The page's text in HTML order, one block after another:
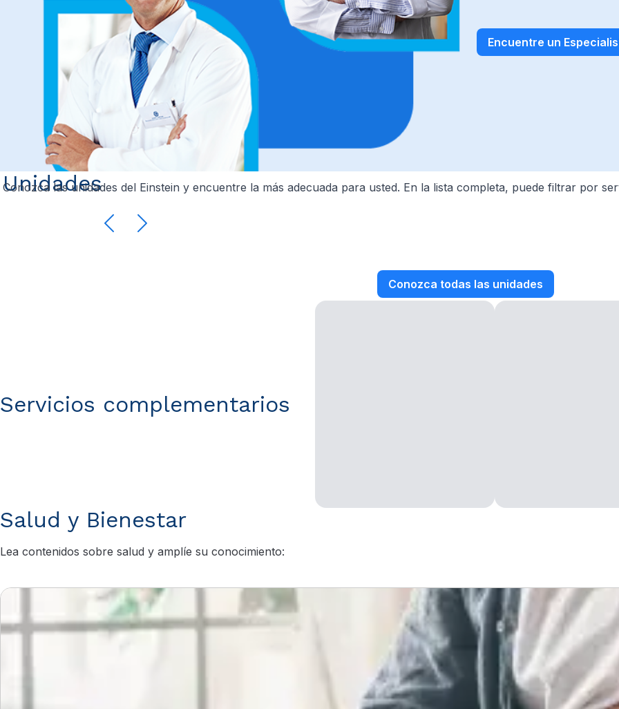
Encuentre un
Unidades
Conozca las unidades del Einstein y encuentre la más adecuada para usted. En la lista completa, puede filtrar por
Conozca todas las unidades
Servicios complementarios
Salud y Bienestar
Lea contenidos sobre salud y amplíe su conocimiento: